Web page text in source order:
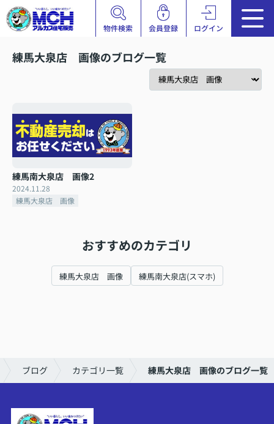
物件検索 会員登録 ログイン
練馬大泉店 画像のブログ一覧
練馬南大泉店 画像2
2024.11.28
練馬大泉店 画像
おすすめのカテゴリ
練馬大泉店 画像 練馬南大泉店(スマホ)
ブログ カテゴリ一覧 練馬大泉店 画像のブログ一覧